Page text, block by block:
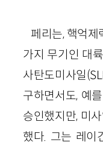
페리는, 핵억제
가지 무기인 대
사탄도미사일(
구하면서도, 예
승인했지만, 미
했다. 그는 레이